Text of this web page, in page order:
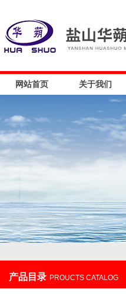
网站首页 关于我们
产品目录 PROUCTS CATALOG